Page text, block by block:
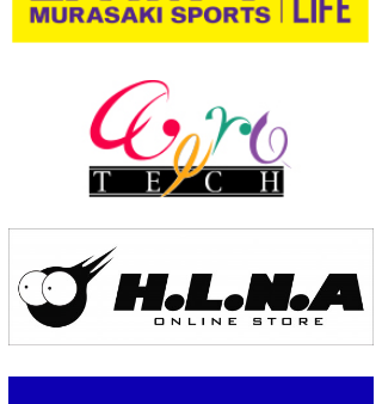
chappy
Romisea